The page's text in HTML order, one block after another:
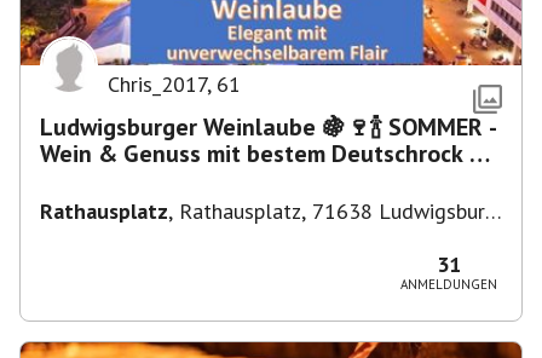
Chris_2017, 61
Ludwigsburger Weinlaube 🍇🍷🍾 SOMMER -
Wein & Genuss mit bestem Deutschrock 🎼
Rathausplatz, Rathausplatz, 71638 Ludwigsburg,
31
ANMELDUNGEN